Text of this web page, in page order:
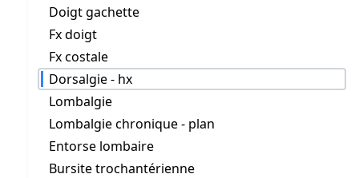
Doigt gachette
Fx doigt
Fx costale
Dorsalgie - hx
Lombalgie
Lombalgie chronique - plan
Entorse lombaire
Bursite trochantérienne